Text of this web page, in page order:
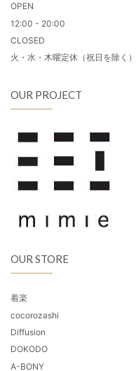
OPEN
12:00 - 20:00
CLOSED
火・水・木曜定休（祝日を除く）
OUR PROJECT
OUR STORE
着楽
cocorozashi
Diffusion
DOKODO
A-BONY